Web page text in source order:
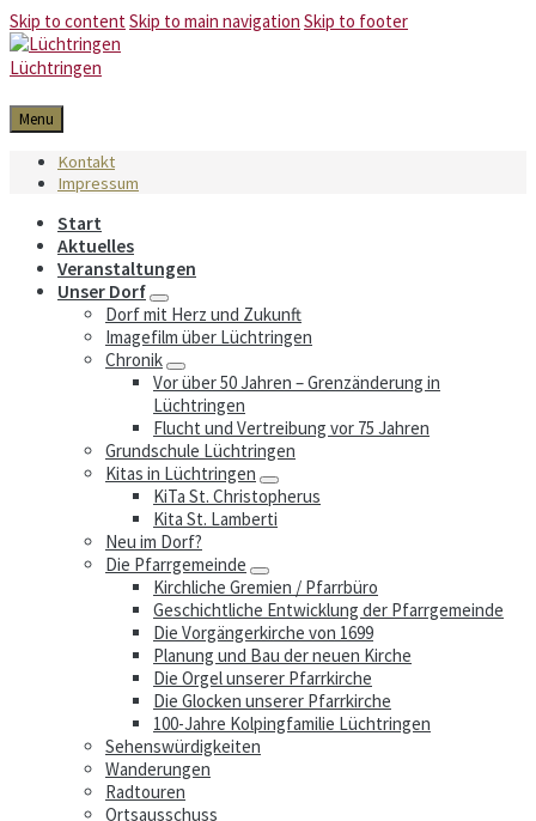
Skip to contentSkip to main navigation Skip to footer
Lüchtringen
Menu
Kontakt
Impressum
Start
Aktuelles
Veranstaltungen
Unser Dorf
Dorf mit Herz und Zukunft
Imagefilm über Lüchtringen
Chronik
Vor über 50 Jahren – Grenzänderung in
Lüchtringen
Flucht und Vertreibung vor 75 Jahren
Grundschule Lüchtringen
Kitas in Lüchtringen
KiTa St. Christopherus
Kita St. Lamberti
Neu im Dorf?
Die Pfarrgemeinde
Kirchliche Gremien / Pfarrbüro
Geschichtliche Entwicklung der Pfarrgemeinde
Die Vorgängerkirche von 1699
Planung und Bau der neuen Kirche
Die Orgel unserer Pfarrkirche
Die Glocken unserer Pfarrkirche
100-Jahre Kolpingfamilie Lüchtringen
Sehenswürdigkeiten
Wanderungen
Radtouren
Ortsausschuss